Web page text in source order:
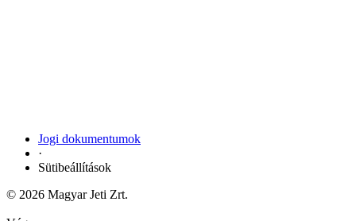
Jogi dokumentumok
·
Sütibeállítások
© 2026 Magyar Jeti Zrt.